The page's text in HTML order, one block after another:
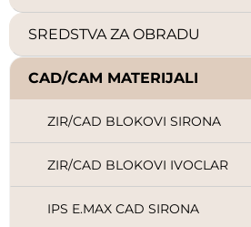
SREDSTVA ZA OBRADU
CAD/CAM MATERIJALI
ZIR/CAD BLOKOVI SIRONA
ZIR/CAD BLOKOVI IVOCLAR
IPS E.MAX CAD SIRONA